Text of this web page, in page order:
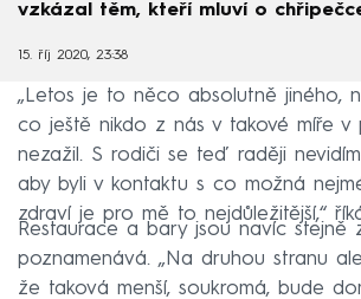
vzkázal těm, kteří mluví o
15. říj 2020, 23:38
„Letos je to něco absolutně jiného,
co ještě nikdo z nás v takové míře v
nezažil. S rodiči se teď raději
aby byli v kontaktu s co možná
zdraví je pro mě to nejdůležitější,“
Restaurace a bary jsou navíc stejně
poznamenává. „Na druhou stranu
že taková menší, soukromá, bude